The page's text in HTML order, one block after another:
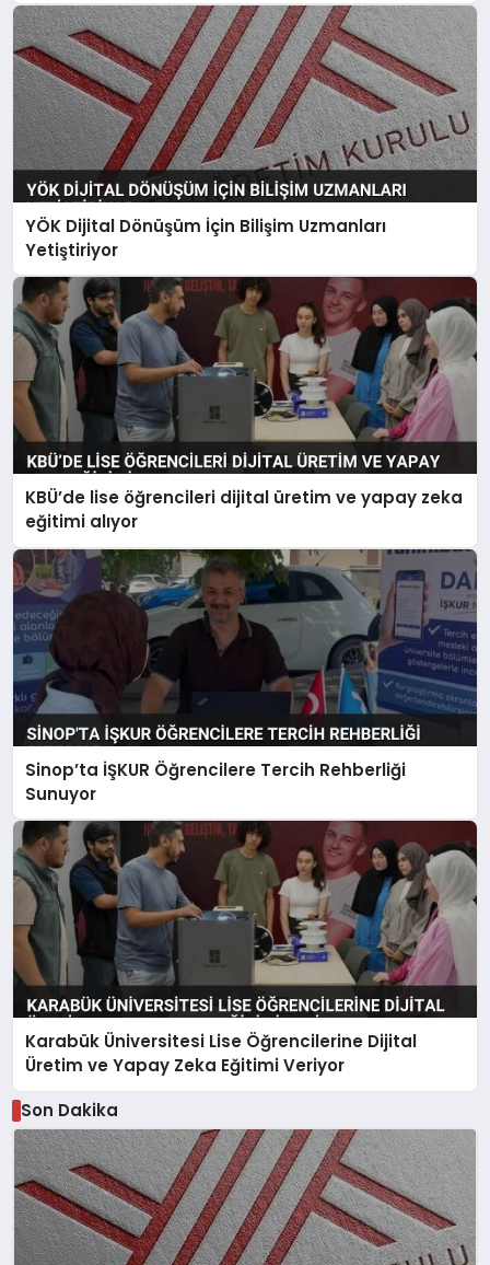
YÖK Dijital Dönüşüm İçin Bilişim Uzmanları
Yetiştiriyor
KBÜ’de lise öğrencileri dijital üretim ve yapay zeka
eğitimi alıyor
Sinop’ta İŞKUR Öğrencilere Tercih Rehberliği
Sunuyor
Karabük Üniversitesi Lise Öğrencilerine Dijital
Üretim ve Yapay Zeka Eğitimi Veriyor
Son Dakika